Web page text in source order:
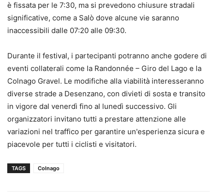
è fissata per le 7:30, ma si prevedono chiusure stradali
significative, come a Salò dove alcune vie saranno
inaccessibili dalle 07:20 alle 09:30.
Durante il festival, i partecipanti potranno anche godere di
eventi collaterali come la Randonnée – Giro del Lago e la
Colnago Gravel. Le modifiche alla viabilità interesseranno
diverse strade a Desenzano, con divieti di sosta e transito
in vigore dal venerdì fino al lunedì successivo. Gli
organizzatori invitano tutti a prestare attenzione alle
variazioni nel traffico per garantire un'esperienza sicura e
piacevole per tutti i ciclisti e visitatori.
TAGS Colnago